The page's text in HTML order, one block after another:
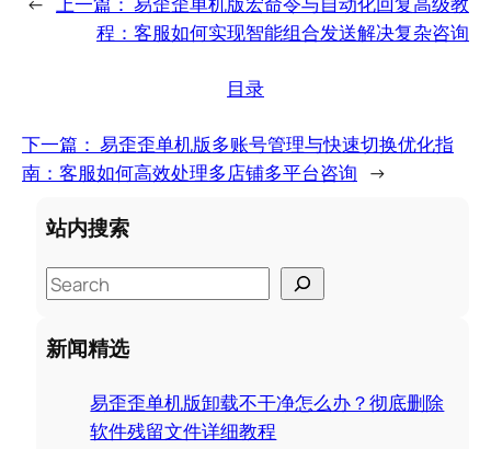
程：客服如何实现智能组合发送解决复杂咨询
目录
下一篇： 易歪歪单机版多账号管理与快速切换优化指
南：客服如何高效处理多店铺多平台咨询 →
站内搜索
S
e
a
r
新闻精选
易歪歪单机版卸载不干净怎么办？彻底删除
软件残留文件详细教程